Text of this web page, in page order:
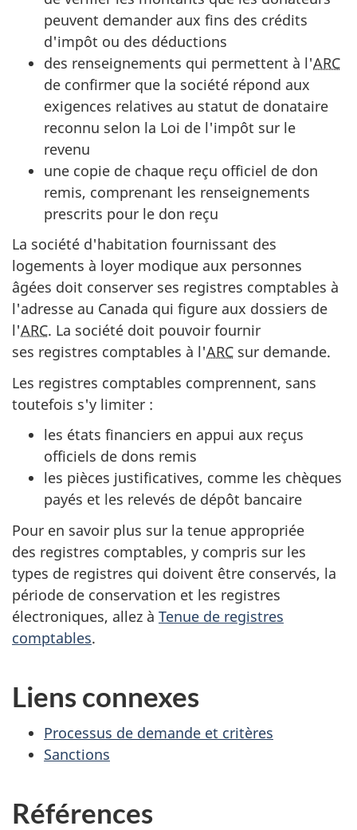
peuvent demander aux fins des crédits
d'impôt ou des déductions
des renseignements qui permettent à l'ARC
de confirmer que la société répond aux
exigences relatives au statut de donataire
reconnu selon la Loi de l'impôt sur le
revenu
une copie de chaque reçu officiel de don
remis, comprenant les renseignements
prescrits pour le don reçu
La société d'habitation fournissant des
logements à loyer modique aux personnes
âgées doit conserver ses registres comptables à
l'adresse au Canada qui figure aux dossiers de
l'ARC. La société doit pouvoir fournir
ses registres comptables à l'ARC sur demande.
Les registres comptables comprennent, sans
toutefois s'y limiter :
les états financiers en appui aux reçus
officiels de dons remis
les pièces justificatives, comme les chèques
payés et les relevés de dépôt bancaire
Pour en savoir plus sur la tenue appropriée
des registres comptables, y compris sur les
types de registres qui doivent être conservés, la
période de conservation et les registres
électroniques, allez à Tenue de registres
comptables.
Liens connexes
Processus de demande et critères
Sanctions
Références